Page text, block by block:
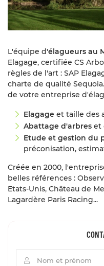
L'équipe d'élagueurs au
Elagage, certifiée CS
règles de l'art : SAP
charte de qualité
de votre entreprise
Elagage et taille des
Abattage d'arbres et
Etude et gestion du
préconisation,
Créée en 2000,
belles références :
Etats-Unis, Château de
Lagardère Paris Racing...
 Nom et prénom